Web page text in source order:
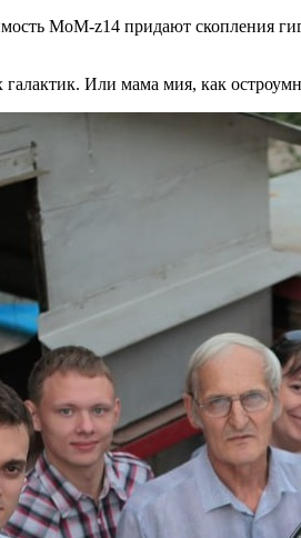
MoM-z14 придают скопления
Или мама мия, как